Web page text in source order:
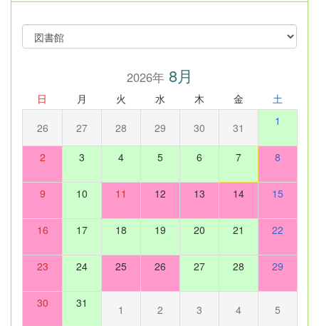
2026年8月
日 月 火 水 木 金 土
26 27 28 29 30 31 1
2 3 4 5 6 7 8
9 10 11 12 13 14 15
16 17 18 19 20 21 22
23 24 25 26 27 28 29
30 31 1 2 3 4 5